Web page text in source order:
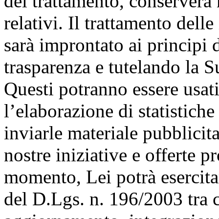
relativi. Il trattamento
sarà improntato ai principi
trasparenza e tutelando la
Questi potranno essere
l’elaborazione di
inviarle materiale
nostre iniziative e offerte
momento, Lei potrà
del D.Lgs. n. 196/2003 tra